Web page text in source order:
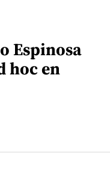
Espinosa
hoc en